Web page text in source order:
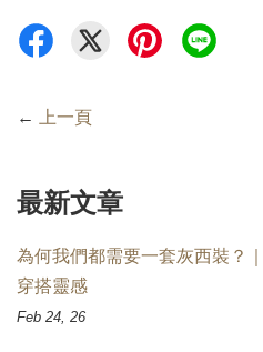
← 上一頁
最新文章
為何我們都需要一套灰西裝？
穿搭靈感
Feb 24, 26